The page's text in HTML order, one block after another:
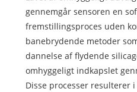
gennemgår sensoren en
fremstillingsproces uden
banebrydende metoder
dannelse af flydende
omhyggeligt indkapslet
Disse processer resulterer